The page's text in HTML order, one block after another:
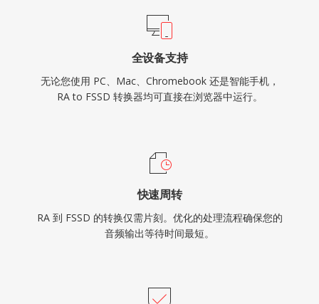
全设备支持
无论您使用 PC、Mac、Chromebook 还是智能手机，
RA to FSSD 转换器均可直接在浏览器中运行。
快速周转
RA 到 FSSD 的转换仅需片刻。优化的处理流程确保您的
音频输出等待时间最短。